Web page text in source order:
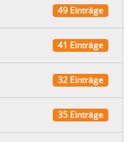
49 Einträge
41 Einträge
32 Einträge
35 Einträge